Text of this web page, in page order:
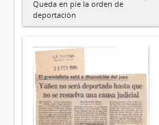
Queda en pie la orden de
deportación